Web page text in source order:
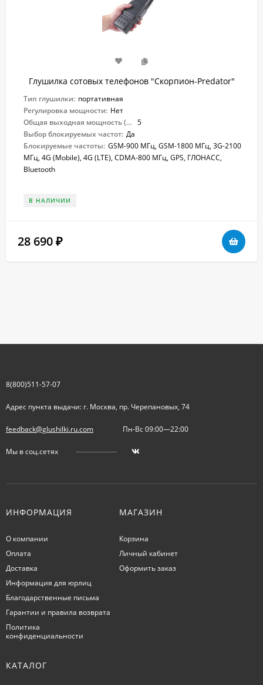
Глушилка сотовых телефонов "Скорпион-Predator"
Тип глушилки: портативная
Регулировка мощности: Нет
Общая выходная мощность (Вт): 5
Выбор блокируемых частот: Да
Блокируемые частоты: GSM-900 МГц, GSM-1800 МГц, 3G-2100
МГц, 4G (Mobile), 4G (LTE), CDMA-800 МГц, GPS, ГЛОНАСС,
Bluetooth
В НАЛИЧИИ
28 690 ₽
8(800)511-57-07
Адрес пункта выдачи: г. Москва, пр. Черепановых, 74
feedback@glushilki.ru.com Пн-Вс 09:00—22:00
Мы в соц.сетях
ИНФОРМАЦИЯ
О компании
Оплата
Доставка
Информация для юрлиц
Благодарственные письма
Гарантии и правила возврата
Политика
конфиденциальности
МАГАЗИН
Корзина
Личный кабинет
Оформить заказ
КАТАЛОГ